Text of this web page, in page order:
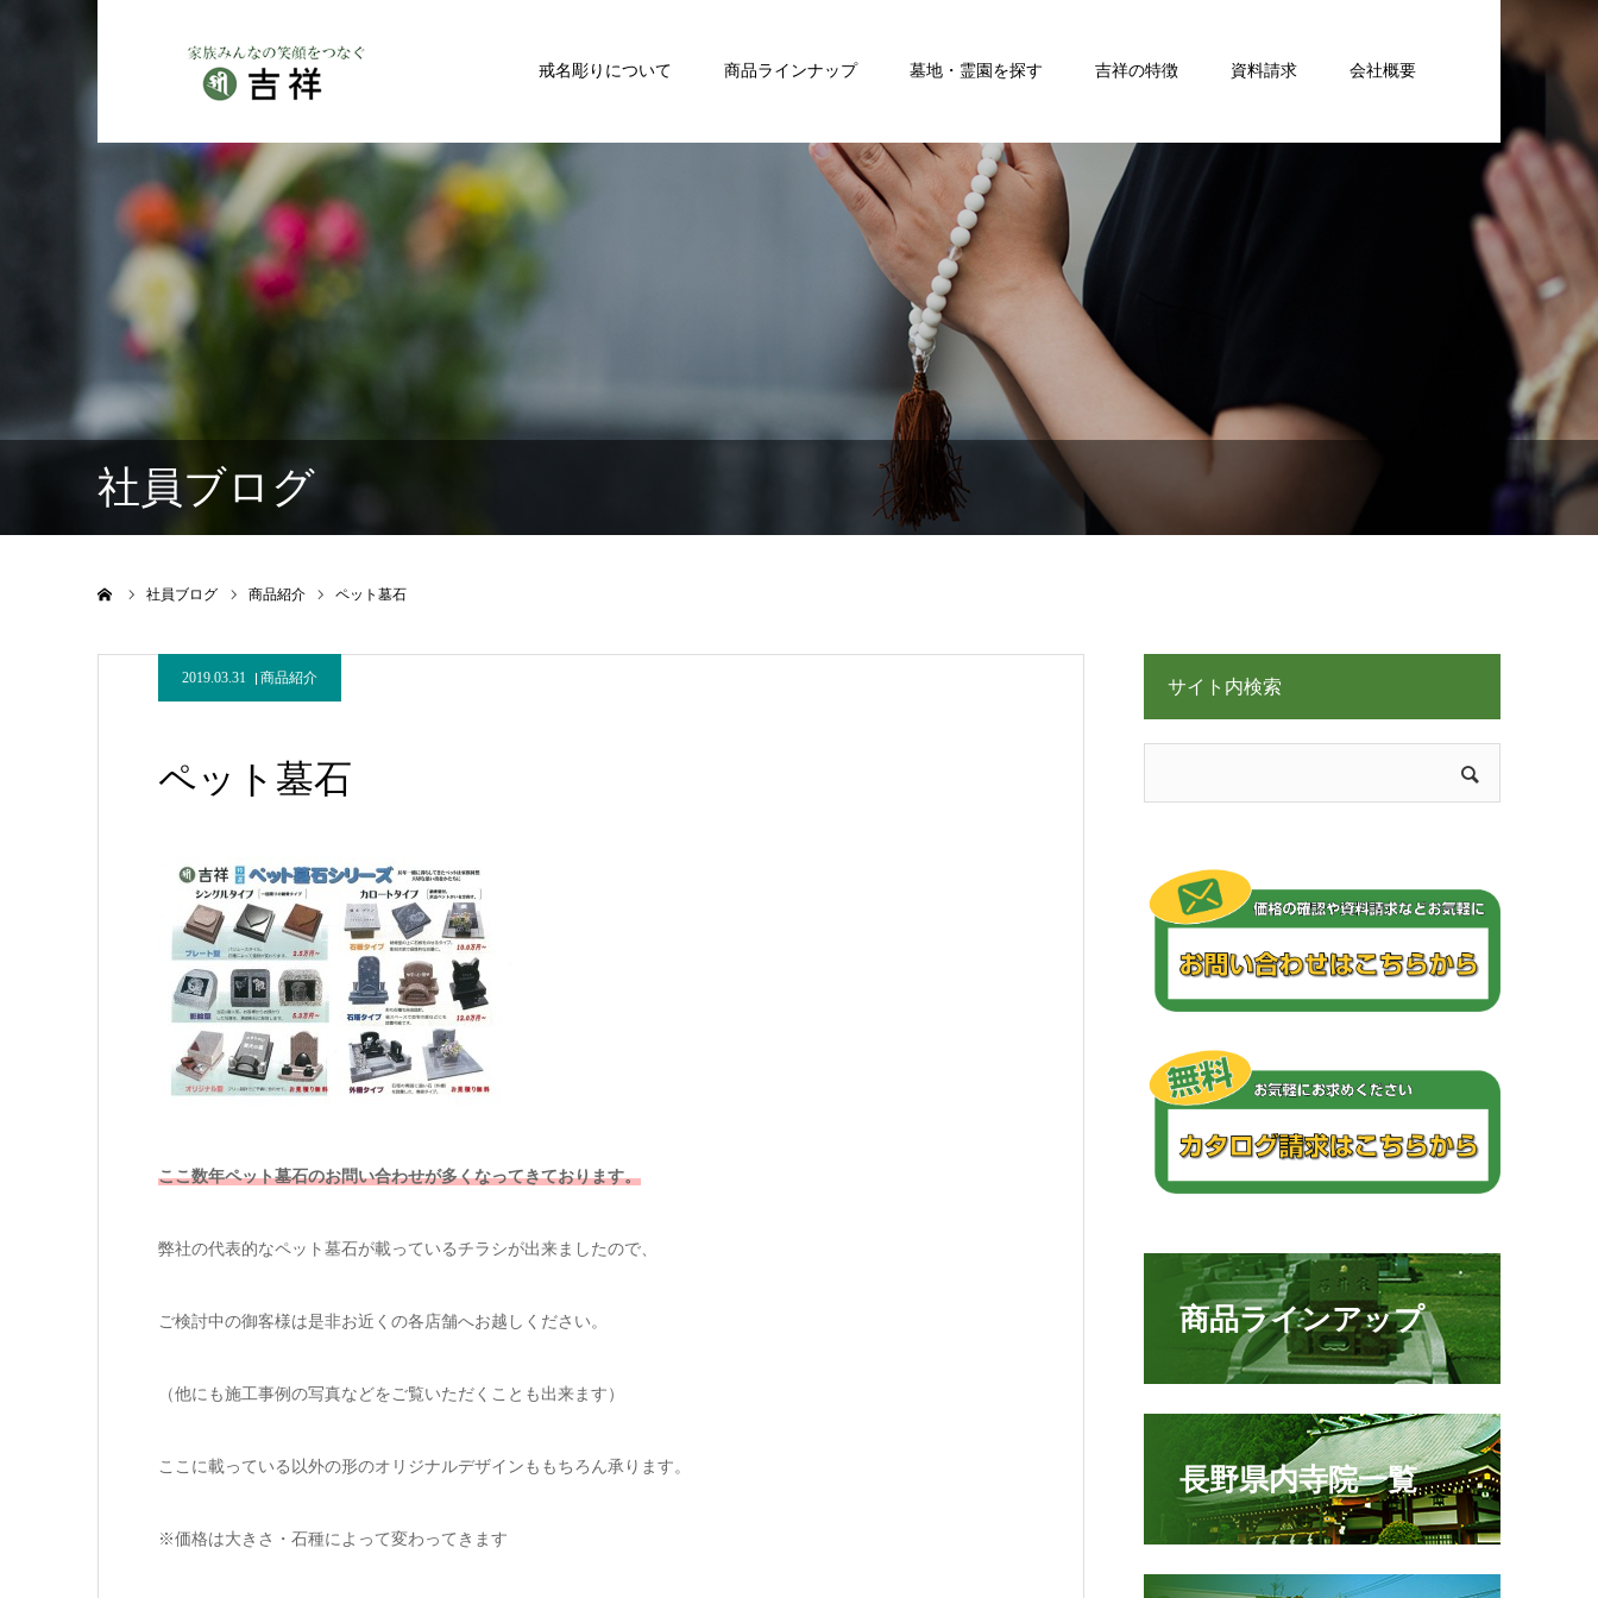
戒名彫りについて 商品ラインナップ 墓地・霊園を探す 吉祥の特徴 資料請求 会社概要
社員ブログ
社員ブログ 商品紹介 ペット墓石
2019.03.31 商品紹介
ペット墓石
ここ数年ペット墓石のお問い合わせが多くなってきております。
弊社の代表的なペット墓石が載っているチラシが出来ましたので、
ご検討中の御客様は是非お近くの各店舗へお越しください。
（他にも施工事例の写真などをご覧いただくことも出来ます）
ここに載っている以外の形のオリジナルデザインももちろん承ります。
※価格は大きさ・石種によって変わってきます
サイト内検索
商品ラインアップ
長野県内寺院一覧